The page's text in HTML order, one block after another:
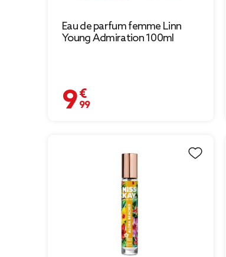
Eau de parfum femme Linn
Young Admiration 100ml
9,99 €